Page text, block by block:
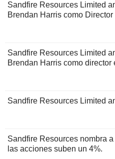
Sandfire Resources Limited
Brendan Harris como Director
Sandfire Resources Limited
Brendan Harris como director
Sandfire Resources Limited
Sandfire Resources nombra
las acciones suben un 4%.